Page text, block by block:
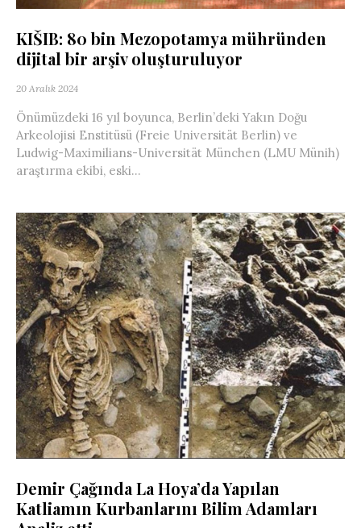
KIŠIB: 80 bin Mezopotamya mühründen
dijital bir arşiv oluşturuluyor
20 Aralık 2024
Önümüzdeki 16 yıl boyunca, Berlin’deki Yakın Doğu
Arkeolojisi Enstitüsü (Freie Universität Berlin) ve
Ludwig-Maximilians-Universität München (LMU Münih)
araştırma ekibi, eski...
Demir Çağında La Hoya’da Yapılan
Katliamın Kurbanlarını Bilim Adamları